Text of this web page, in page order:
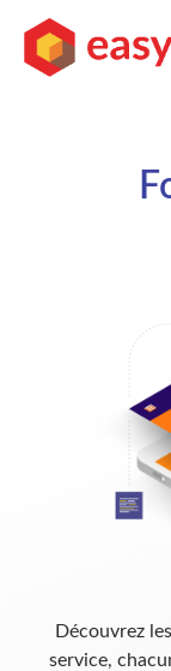
Découvrez
service,